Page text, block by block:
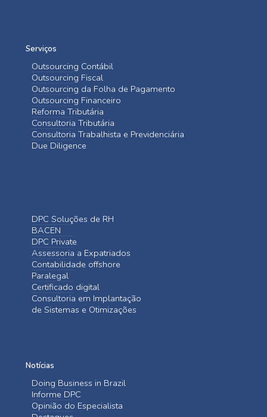
Serviços
Outsourcing Contábil
Outsourcing Fiscal
Outsourcing da Folha de Pagamento
Outsourcing Financeiro
Reforma Tributária
Consultoria Tributária
Consultoria Trabalhista e Previdenciária
Due Diligence
DPC Soluções de RH
BACEN
DPC Private
Assessoria a Expatriados
Contabilidade offshore
Paralegal
Certificado digital
Consultoria em Implantação
de Sistemas e Otimizações
Notícias
Doing Business in Brazil
Informe DPC
Opinião do Especialista